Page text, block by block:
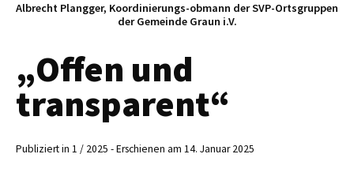
Albrecht Plangger, Koordinierungs-obmann der SVP-Ortsgruppen
der Gemeinde Graun i.V.
„Offen und
transparent“
Publiziert in 1 / 2025 - Erschienen am 14. Januar 2025